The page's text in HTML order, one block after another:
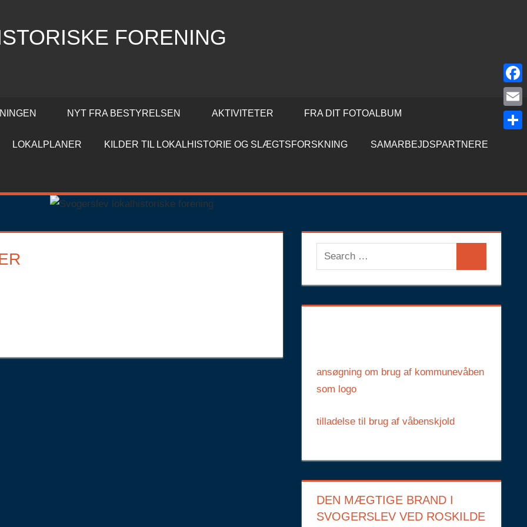
FORENING
NYT FRA BESTYRELSEN AKTIVITETER FRA DIT FOTOALBUM
LOKALPLANER KILDER TIL LOKALHISTORIE OG SLÆGTSFORSKNING SAMARBEJDSPARTNERE
Search
for:
ansøgning om brug af kommunevåben
som logo
tilladelse til brug af våbenskjold
DEN MÆGTIGE BRAND I
SVOGERSLEV VED ROSKILDE